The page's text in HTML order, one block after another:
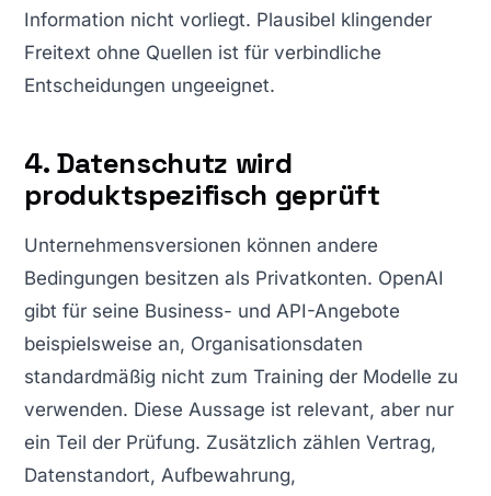
Information nicht vorliegt. Plausibel klingender
Freitext ohne Quellen ist für verbindliche
Entscheidungen ungeeignet.
4. Datenschutz wird
produktspezifisch geprüft
Unternehmensversionen können andere
Bedingungen besitzen als Privatkonten. OpenAI
gibt für seine Business- und API-Angebote
beispielsweise an, Organisationsdaten
standardmäßig nicht zum Training der Modelle zu
verwenden. Diese Aussage ist relevant, aber nur
ein Teil der Prüfung. Zusätzlich zählen Vertrag,
Datenstandort, Aufbewahrung,